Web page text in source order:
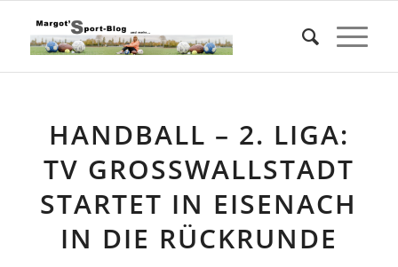
HANDBALL – 2. LIGA:
TV GROSSWALLSTADT S
TARTET IN EISENACH I
N DIE RÜCKRUNDE